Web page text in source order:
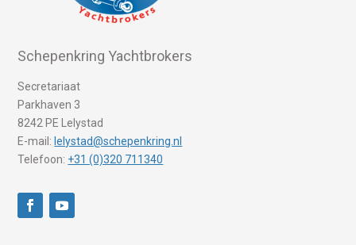
Schepenkring Yachtbrokers
Secretariaat
Parkhaven 3
8242 PE Lelystad
E-mail: lelystad@schepenkring.nl
Telefoon: +31 (0)320 711340